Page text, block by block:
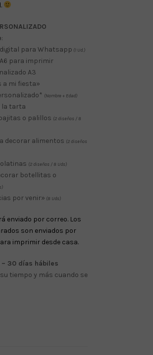
:
para Whatsapp (1 Ud.)
para imprimir
A3
a mi fiesta»
(Nombre + Edad)
la tarta
o palillos (2 diseños / 8
decorar alimentos (2 diseños
(2 diseños / 8 Uds)
botellitas o
por venir» (8 Uds)
enviado por correo. Los
son enviados por
imprimir desde casa.
– 30 días hábiles
tiempo y más cuando se